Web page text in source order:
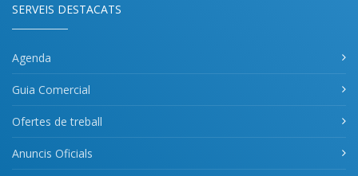
SERVEIS DESTACATS
Agenda
Guia Comercial
Ofertes de treball
Anuncis Oficials